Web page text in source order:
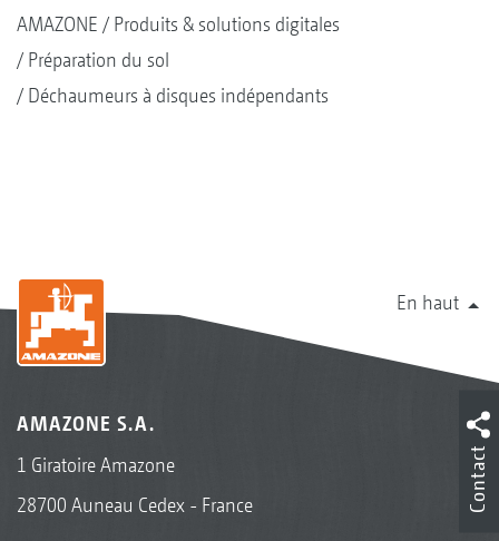
AMAZONE
Produits & solutions digitales
Préparation du sol
Déchaumeurs à disques indépendants
En haut
AMAZONE S.A.
1 Giratoire Amazone
28700 Auneau Cedex - France
Contact